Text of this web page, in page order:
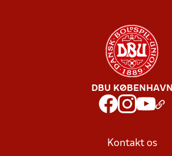
DBU KØBENHAVN
Kontakt os